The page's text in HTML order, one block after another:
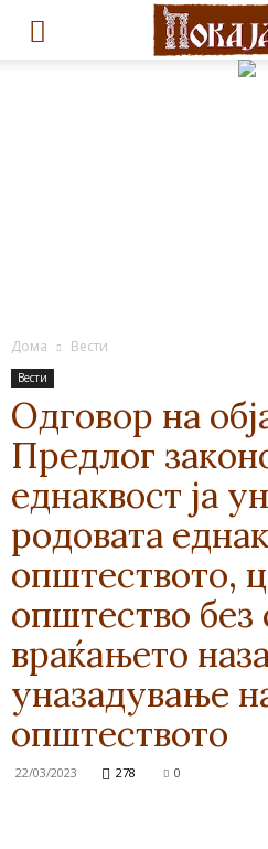
Дома Вести
Вести
Одговор на
Предлог
еднаквост ја
родовата
општеството,
општество без
враќањето
уназадување
општеството
22/03/2023 278 0